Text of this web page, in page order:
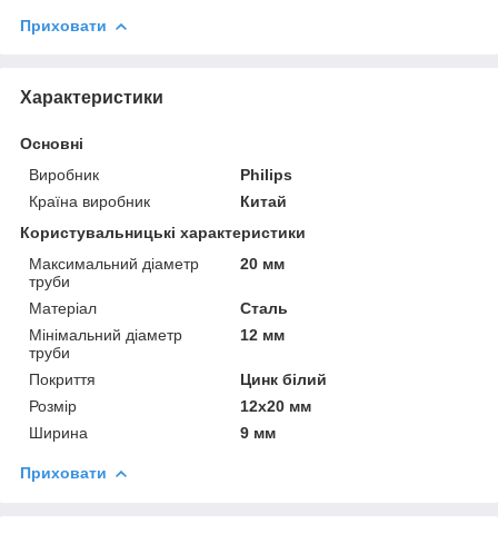
Приховати
Характеристики
Основні
Виробник
Philips
Країна виробник
Китай
Користувальницькі характеристики
Максимальний діаметр
труби
20 мм
Матеріал
Сталь
Мінімальний діаметр
труби
12 мм
Покриття
Цинк білий
Розмір
12х20 мм
Ширина
9 мм
Приховати